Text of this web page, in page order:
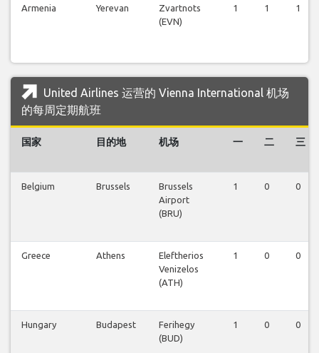
Armenia Yerevan
Zvartnots
(EVN)
1 1 1
United Airlines 运营的 Vienna International 机场
的每周定期航班
国家 目的地 机场 一 二 三
Belgium Brussels
Brussels
Airport
(BRU)
1 0 0
Greece Athens
Eleftherios
Venizelos
(ATH)
1 0 0
Hungary Budapest
Ferihegy
(BUD)
1 0 0